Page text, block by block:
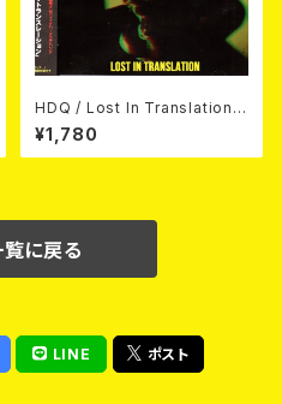
HDQ / Lost In Translation
CD
¥1,780
に戻る
LINE ポスト